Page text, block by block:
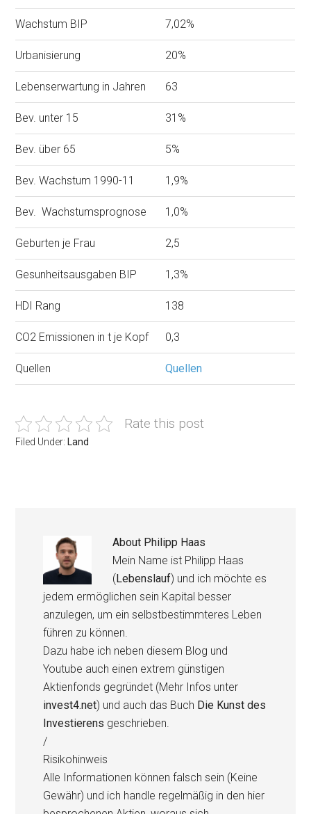
Wachstum BIP 7,02%
Urbanisierung 20%
Lebenserwartung in Jahren 63
Bev. unter 15 31%
Bev. über 65 5%
Bev. Wachstum 1990-11 1,9%
Bev. Wachstumsprognose 1,0%
Geburten je Frau 2,5
Gesunheitsausgaben BIP 1,3%
HDI Rang 138
CO2 Emissionen in t je Kopf 0,3
Quellen Quellen
Rate this post
Filed Under: Land
About Philipp Haas
Mein Name ist Philipp Haas
(Lebenslauf) und ich möchte es
jedem ermöglichen sein Kapital besser
anzulegen, um ein selbstbestimmteres Leben
führen zu können.
Dazu habe ich neben diesem Blog und
Youtube auch einen extrem günstigen
Aktienfonds gegründet (Mehr Infos unter
invest4.net) und auch das Buch Die Kunst des
Investierens geschrieben.
/
Risikohinweis
Alle Informationen können falsch sein (Keine
Gewähr) und ich handle regelmäßig in den hier